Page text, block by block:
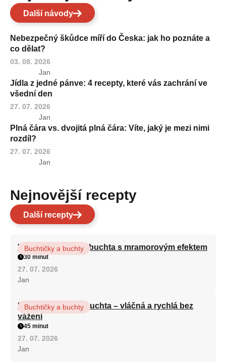
Další návody
Nebezpečný škůdce míří do Česka: jak ho poznáte a
co dělat?
03. 08. 2026
Jan
Jídla z jedné pánve: 4 recepty, které vás zachrání ve
všední den
27. 07. 2026
Jan
Plná čára vs. dvojitá plná čára: Víte, jaký je mezi nimi
rozdíl?
27. 07. 2026
Jan
Nejnovější recepty
Další recepty
Vláčná olejová litá buchta s mramorovým efektem
Buchtičky a buchty
30 minut
27. 07. 2026
Jan
Hrnková maková buchta – vláčná a rychlá bez
vážení
Buchtičky a buchty
45 minut
27. 07. 2026
Jan